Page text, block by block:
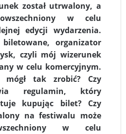
został utrwalony, a
w celu
edycji wydarzenia.
organizator
czyli mój wizerunek
w celu komercyjnym.
mógł tak zrobić? Czy
regulamin, który
kupując bilet? Czy
na festiwalu może
w celu